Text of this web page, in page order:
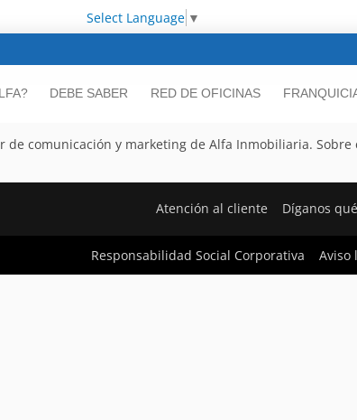
Select Language ▼
DEBE SABER RED DE OFICINAS
de comunicación y marketing de Alfa Inmobiliaria.
Atención al cliente Díganos
Responsabilidad Social Corporativa Aviso